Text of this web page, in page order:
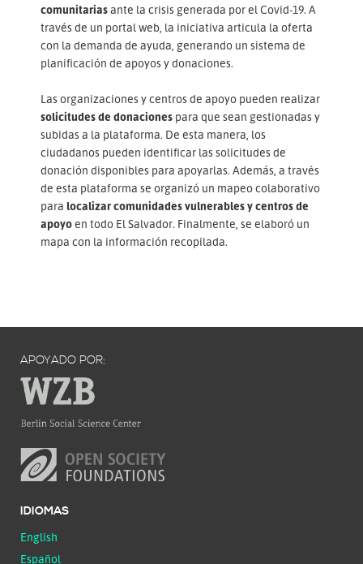
comunitariasante la crisis generada por el Covid-19. A
través de un portal web, la iniciativa articula la oferta
con la demanda de ayuda, generando un sistema de
planificación de apoyos y donaciones.
Las organizaciones y centros de apoyo pueden realizar
solicitudes de donaciones para que sean gestionadas y
subidas a la plataforma. De esta manera, los
ciudadanos pueden identificar las solicitudes de
donación disponibles para apoyarlas. Además, a través
de esta plataforma se organizó un mapeo colaborativo
para localizar comunidades vulnerables y centros de
apoyoen todo El Salvador. Finalmente, se elaboró un
mapa con la información recopilada.
APOYADO POR:
IDIOMAS
English
Español